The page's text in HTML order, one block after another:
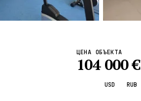
ЦЕНА ОБЪЕКТА
104 000€
USD RUB